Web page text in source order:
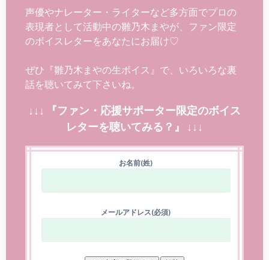
声優やナレーター・ライターなど多方面でプロの
表現者として活動中の雛乃木まやが、ファン限定
のボイスレターをあなたにお届け♡
ぜひ『雛乃木まやの生ボイス』で、いろいろな裏
話を聴いてみて下さいね。
↓↓↓ 『ファン・応援サポーター限定のボイス
レターを聴いてみる？』 ↓↓↓
お名前(姓)
メールアドレス(必須)